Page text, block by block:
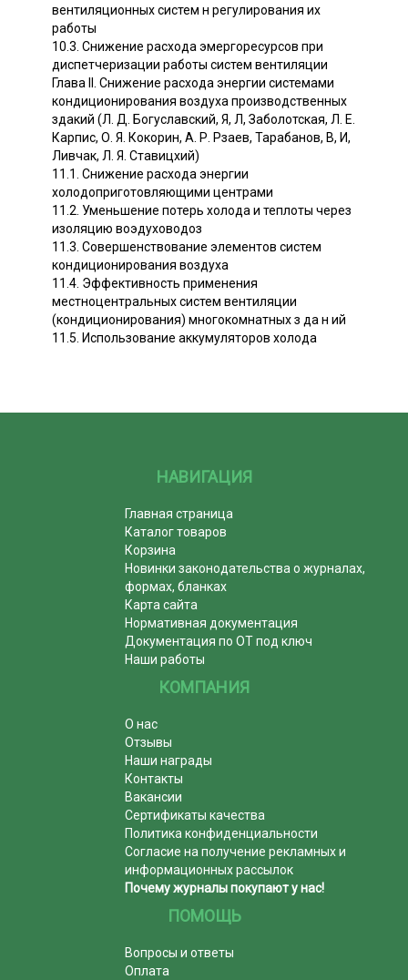
вентиляционных систем н регулирования их
работы
10.3. Снижение расхода эмергоресурсов при
диспетчеризации работы систем вентиляции
Глава II. Снижение расхода энергии системами
кондиционирования воздуха производственных
здакий (Л. Д. Богуславский, Я, Л, Заболотская, Л. Е.
Карпис, О. Я. Кокорин, А. Р. Рзаев, Тарабанов, В, И,
Ливчак, Л. Я. Ставицхий)
11.1. Снижение расхода энергии
холодоприготовляющими центрами
11.2. Уменьшение потерь холода и теплоты через
изоляцию воэдуховодоз
11.3. Совершенствование элементов систем
кондиционирования воздуха
11.4. Эффективность применения
местноцентральных систем вентиляции
(кондиционирования) многокомнатных з да н ий
11.5. Использование аккумуляторов холода
НАВИГАЦИЯ
Главная страница
Каталог товаров
Корзина
Новинки законодательства о журналах,
формах, бланках
Карта сайта
Нормативная документация
Документация по ОТ под ключ
Наши работы
КОМПАНИЯ
О нас
Отзывы
Наши награды
Контакты
Вакансии
Сертификаты качества
Политика конфиденциальности
Согласие на получение рекламных и
информационных рассылок
Почему журналы покупают у нас!
ПОМОЩЬ
Вопросы и ответы
Оплата